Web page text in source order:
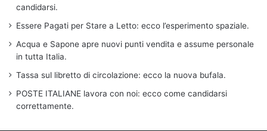
candidarsi.
Essere Pagati per Stare a Letto: ecco l’esperimento spaziale.
Acqua e Sapone apre nuovi punti vendita e assume personale
in tutta Italia.
Tassa sul libretto di circolazione: ecco la nuova bufala.
POSTE ITALIANE lavora con noi: ecco come candidarsi
correttamente.